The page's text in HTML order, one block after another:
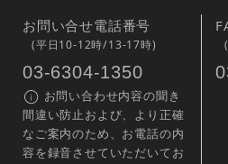
お問い合せ電話番号
(平日10-12時/13-17時)
03-6304-1350
お問い合わせ内容の聞き
間違い防止および、より正確
なご案内のため、お電話の内
容を録音させていただいてお